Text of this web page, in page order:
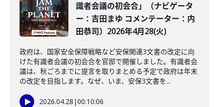
識者会議の初会合」（ナビゲータ
ー：吉田まゆ コメンテーター：内
田恭司）2026年4月28(火)
政府は、国家安全保障戦略など安保関連3文書の改定に向
けた有識者会議の初会合を官邸で開催しました。有識者会
議は、秋ごろまでに提言を取りまとめる予定で政府は年末
の改定を目指します。なぜ、いま、安保3文書を...
2026.04.28 |00:10:06